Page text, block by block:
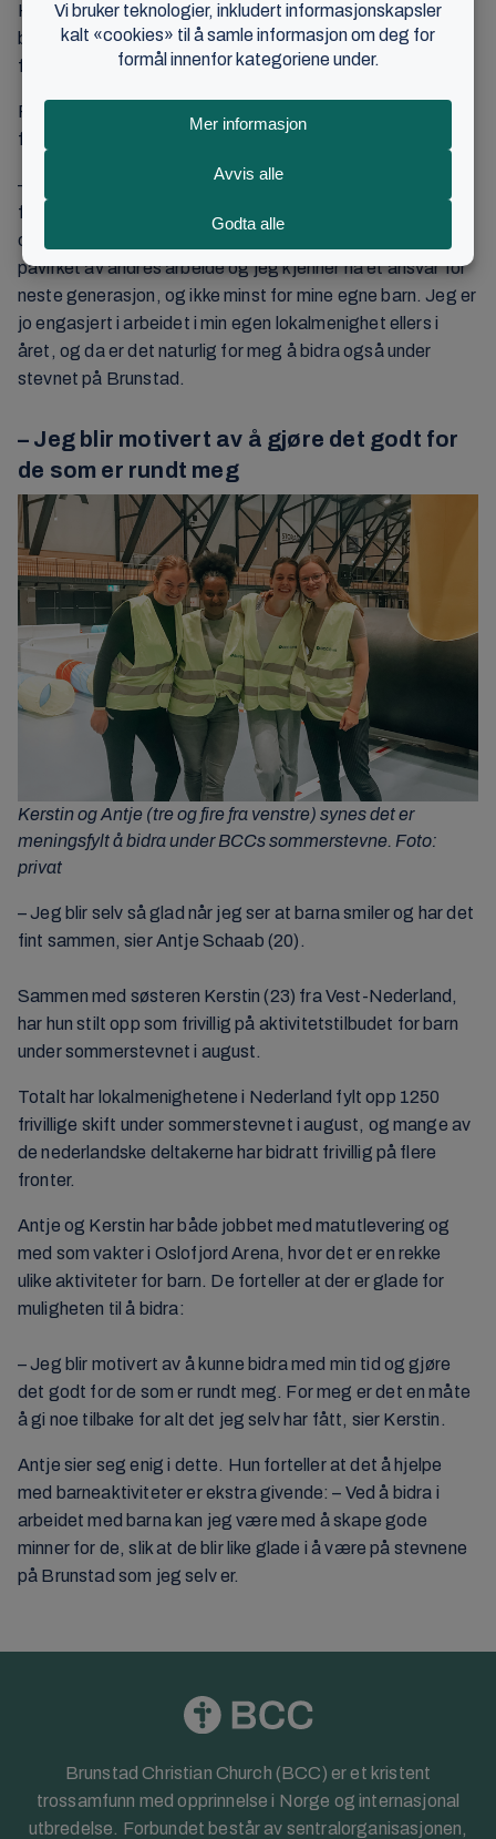
Hun forteller at de har hatt godt samarbeid med leder for
barnekomiteen i BCC, Annette Tobler, under
forberedelsene til barnemøtet.
På spørsmål om hva som motiverer Miriam til å bidra
frivillig, svarer hun følgende:
– Jeg har fått så mye under stevnene her på Brunstad helt
fra jeg var liten, så det er viktig for meg å kunne bidra nå,
og gjøre det jeg kan. Jeg har selv blitt velsignet og
påvirket av andres arbeide og jeg kjenner nå et ansvar for
neste generasjon, og ikke minst for mine egne barn. Jeg er
jo engasjert i arbeidet i min egen lokalmenighet ellers i
året, og da er det naturlig for meg å bidra også under
stevnet på Brunstad.
– Jeg blir motivert av å gjøre det godt for
de som er rundt meg
Kerstin og Antje (tre og fire fra venstre) synes det er
meningsfylt å bidra under BCCs sommerstevne. Foto:
privat
– Jeg blir selv så glad når jeg ser at barna smiler og har det
fint sammen, sier Antje Schaab (20).
Sammen med søsteren Kerstin (23) fra Vest-Nederland,
har hun stilt opp som frivillig på aktivitetstilbudet for barn
under sommerstevnet i august.
Totalt har lokalmenighetene i Nederland fylt opp 1250
frivillige skift under sommerstevnet i august, og mange av
de nederlandske deltakerne har bidratt frivillig på flere
fronter.
Antje og Kerstin har både jobbet med matutlevering og
med som vakter i Oslofjord Arena, hvor det er en rekke
ulike aktiviteter for barn. De forteller at der er glade for
muligheten til å bidra:
– Jeg blir motivert av å kunne bidra med min tid og gjøre
det godt for de som er rundt meg. For meg er det en måte
å gi noe tilbake for alt det jeg selv har fått, sier Kerstin.
Antje sier seg enig i dette. Hun forteller at det å hjelpe
med barneaktiviteter er ekstra givende: – Ved å bidra i
arbeidet med barna kan jeg være med å skape gode
minner for de, slik at de blir like glade i å være på stevnene
på Brunstad som jeg selv er.
Brunstad Christian Church (BCC) er et kristent
trossamfunn med opprinnelse i Norge og internasjonal
utbredelse. Forbundet består av sentralorganisasjonen,